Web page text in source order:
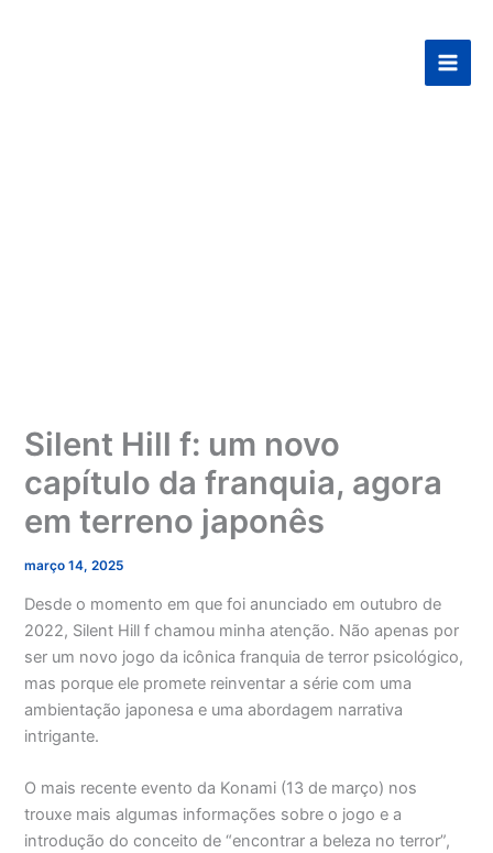
Silent Hill f: um novo
capítulo da franquia, agora
em terreno japonês
março 14, 2025
Desde o momento em que foi anunciado em outubro de
2022, Silent Hill f chamou minha atenção. Não apenas por
ser um novo jogo da icônica franquia de terror psicológico,
mas porque ele promete reinventar a série com uma
ambientação japonesa e uma abordagem narrativa
intrigante.
O mais recente evento da Konami (13 de março) nos
trouxe mais algumas informações sobre o jogo e a
introdução do conceito de “encontrar a beleza no terror”,